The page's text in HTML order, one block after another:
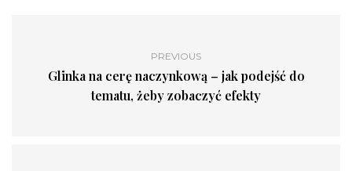
PREVIOUS
Glinka na cerę naczynkową – jak podejść do
tematu, żeby zobaczyć efekty